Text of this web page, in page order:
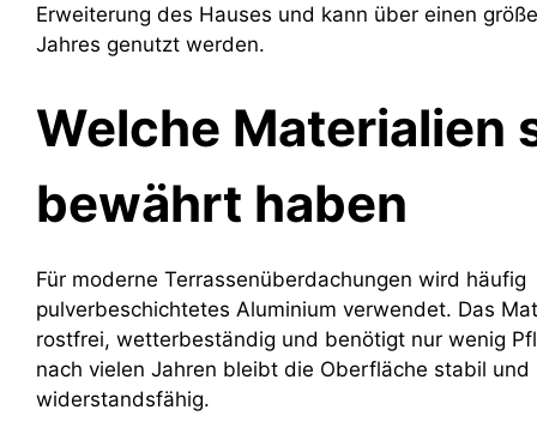
Erweiterung des Hauses und kann über einen
Jahres genutzt werden.
Welche Materialien
bewährt haben
Für moderne Terrassenüberdachungen wird häufig
pulverbeschichtetes Aluminium verwendet. Das
rostfrei, wetterbeständig und benötigt nur wenig
nach vielen Jahren bleibt die Oberfläche stabil und
widerstandsfähig.